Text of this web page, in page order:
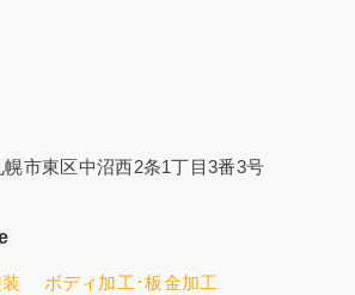
市東区中沼西2条1丁目3番3号
ボディ加工･板金加工